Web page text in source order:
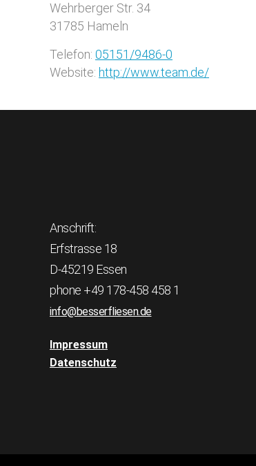
Wehrberger Str. 34
31785 Hameln
Telefon: 05151/9486-0
Website: http://www.team.de/
Anschrift:
Erfstrasse 18
D-45219 Essen
phone +49 178-458 458 1
info@besserfliesen.de
Impressum
Datenschutz